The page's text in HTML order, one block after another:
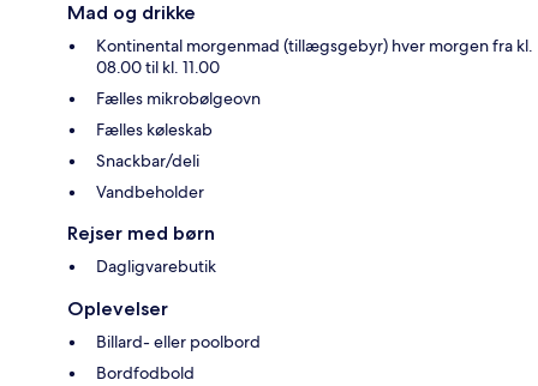
Mad og drikke
Kontinental morgenmad (tillægsgebyr) hver morgen fra kl.
08.00 til kl. 11.00
Fælles mikrobølgeovn
Fælles køleskab
Snackbar/deli
Vandbeholder
Rejser med børn
Dagligvarebutik
Oplevelser
Billard- eller poolbord
Bordfodbold